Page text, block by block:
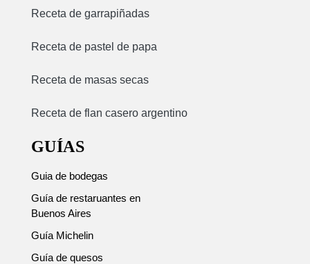
Receta de garrapiñadas
Receta de pastel de papa
Receta de masas secas
Receta de flan casero argentino
GUÍAS
Guia de bodegas
Guía de restaruantes en
Buenos Aires
Guía Michelin
Guía de quesos